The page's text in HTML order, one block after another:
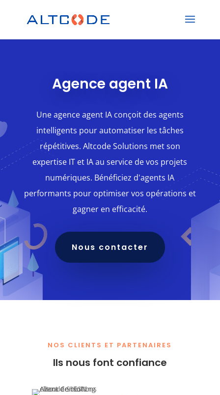
Agence agent IA
Une agence agent IA conçoit des agents
intelligents pour automatiser les tâches
répétitives. Altcode Solutions met son
expertise IT et IA au service de vos projets
numériques. Bénéficiez d'agents IA
performants pour optimiser vos opérations et
gagner en efficacité.
Nous contacter
NOS CLIENTS ET PARTENAIRES
Ils nous font confiance